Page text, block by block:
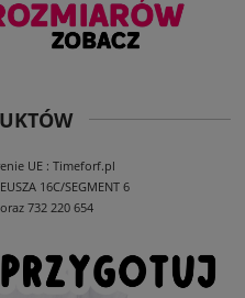
UE : Timeforf.pl
16C/SEGMENT 6
732 220 654